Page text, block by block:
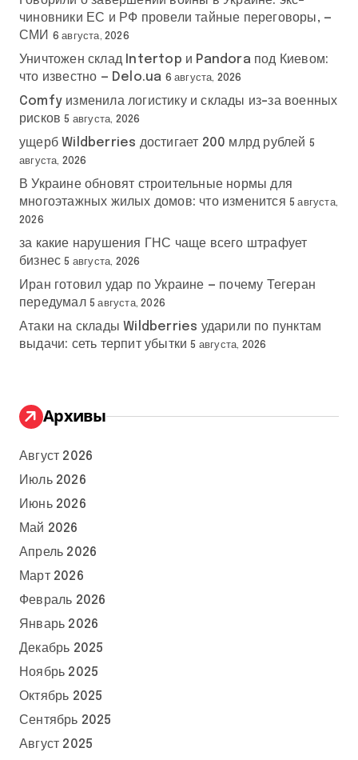
чиновники ЕС и РФ провели тайные переговоры, —
СМИ
6 августа, 2026
Уничтожен склад Intertop и Pandora под Киевом:
что известно — Delo.ua 6 августа, 2026
Comfy изменила логистику и склады из-за военных
рисков 5 августа, 2026
ущерб Wildberries достигает 200 млрд рублей 5
августа, 2026
В Украине обновят строительные нормы для
многоэтажных жилых домов: что изменится 5 августа,
2026
за какие нарушения ГНС чаще всего штрафует
бизнес 5 августа, 2026
Иран готовил удар по Украине — почему Тегеран
передумал 5 августа, 2026
Атаки на склады Wildberries ударили по пунктам
выдачи: сеть терпит убытки 5 августа, 2026
Архивы
Август 2026
Июль 2026
Июнь 2026
Май 2026
Апрель 2026
Март 2026
Февраль 2026
Январь 2026
Декабрь 2025
Ноябрь 2025
Октябрь 2025
Сентябрь 2025
Август 2025